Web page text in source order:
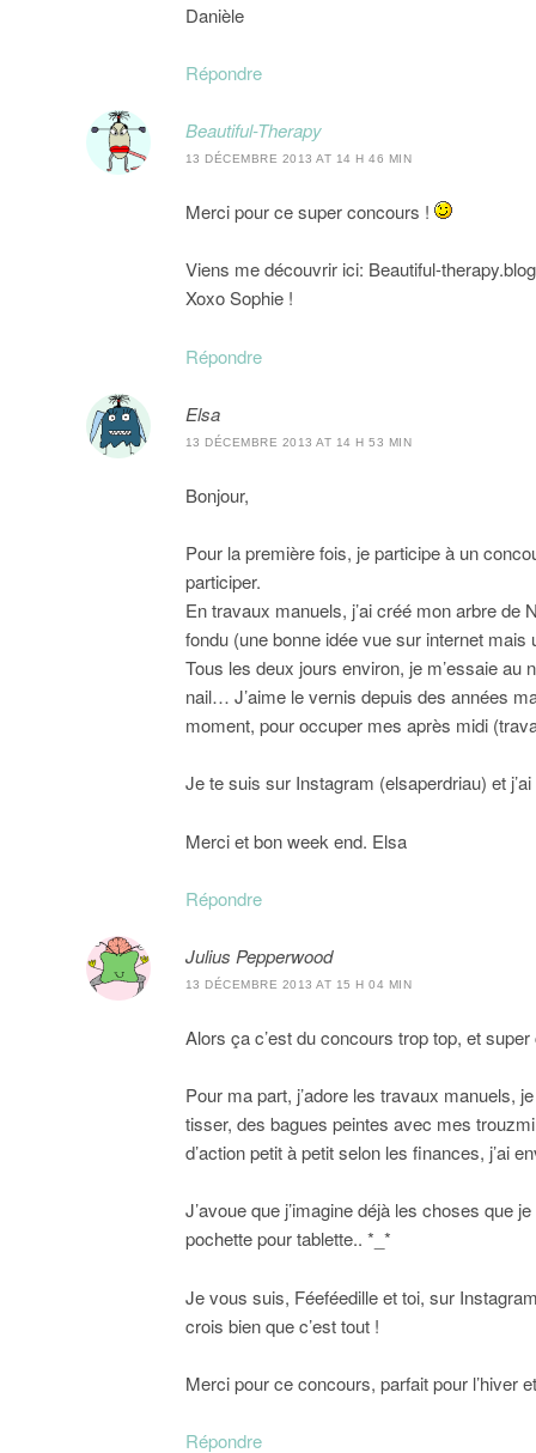
Danièle
Répondre
Beautiful-Therapy
13 DÉCEMBRE 2013 AT 14 H 46 MIN
Merci pour ce super concours !
Viens me découvrir ici: Beautiful-
Xoxo Sophie !
Répondre
Elsa
13 DÉCEMBRE 2013 AT 14 H 53 MIN
Bonjour,
Pour la première fois, je participe à un
participer.
En travaux manuels, j’ai créé mon arbre
fondu (une bonne idée vue sur internet
Tous les deux jours environ, je m’essaie au
nail… J’aime le vernis depuis des années
moment, pour occuper mes après midi
Je te suis sur Instagram (elsaperdriau) et
Merci et bon week end. Elsa
Répondre
Julius Pepperwood
13 DÉCEMBRE 2013 AT 15 H 04 MIN
Alors ça c’est du concours trop top, et
Pour ma part, j’adore les travaux manuels,
tisser, des bagues peintes avec mes
d’action petit à petit selon les finances, j’ai
J’avoue que j’imagine déjà les choses que
pochette pour tablette.. *_*
Je vous suis, Féeféedille et toi, sur
crois bien que c’est tout !
Merci pour ce concours, parfait pour l’hiver
Répondre